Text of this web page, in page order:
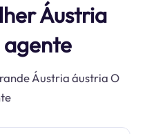
Áustria
agente
Áustria áustria O